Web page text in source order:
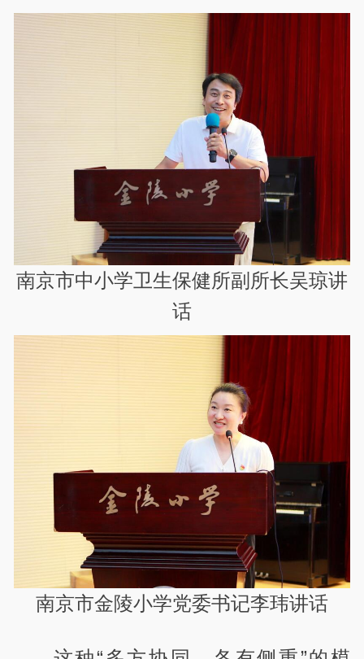
南京市中小学卫生保健所副所长吴琼讲
话
南京市金陵小学党委书记李玮讲话